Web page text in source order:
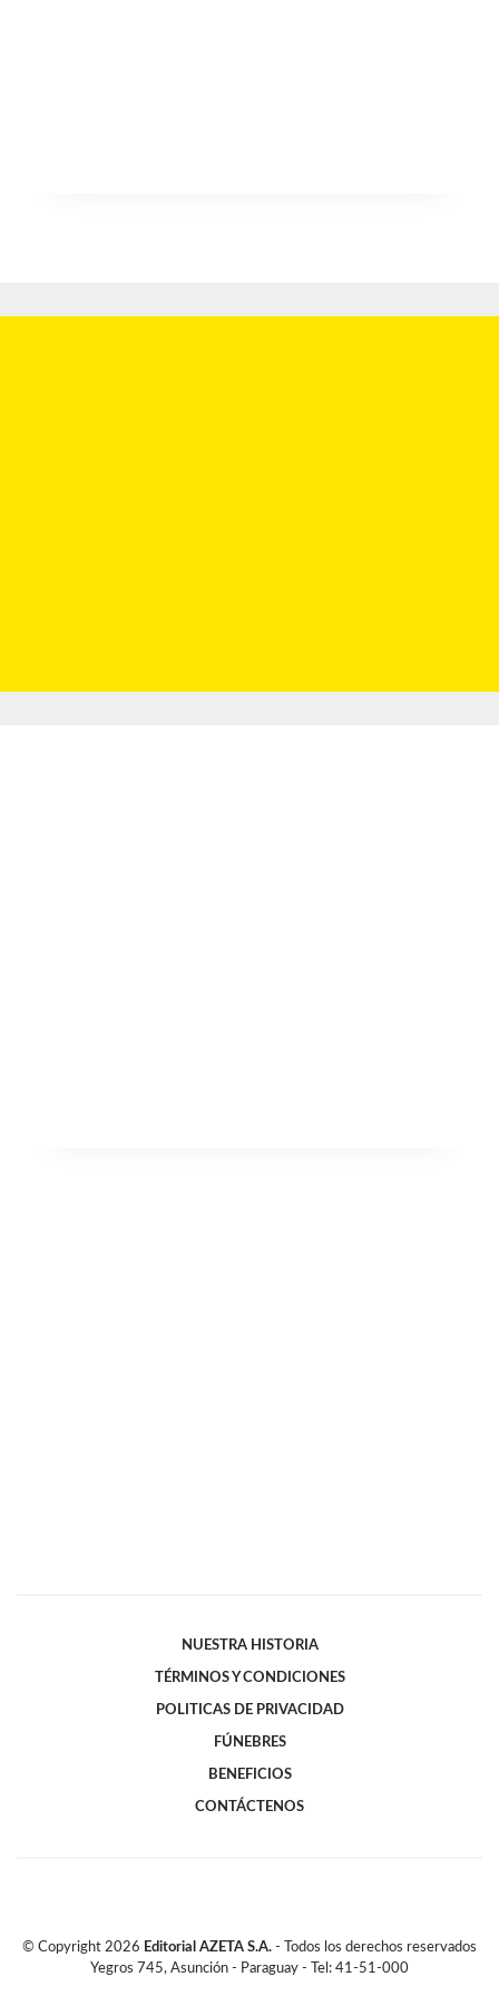
NUESTRA HISTORIA
TÉRMINOS Y CONDICIONES
POLITICAS DE PRIVACIDAD
FÚNEBRES
BENEFICIOS
CONTÁCTENOS
© Copyright 2026 Editorial AZETA S.A. - Todos los derechos reservados
Yegros 745, Asunción - Paraguay - Tel: 41-51-000